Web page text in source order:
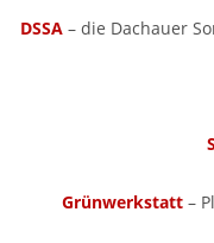
DSSA – die Dachauer
Grünwerkstatt –